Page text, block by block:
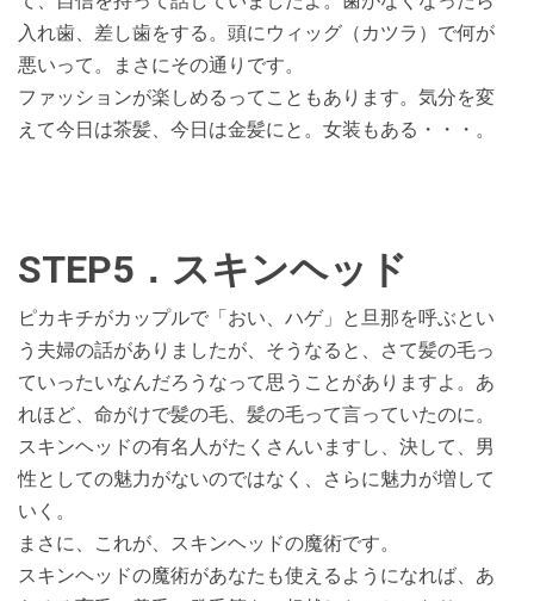
入れ歯、差し歯をする。頭にウィッグ（カツラ）で何が
悪いって。まさにその通りです。
ファッションが楽しめるってこともあります。気分を変
えて今日は茶髪、今日は金髪にと。女装もある・・・。
STEP5．スキンヘッド
ピカキチがカップルで「おい、ハゲ」と旦那を呼ぶとい
う夫婦の話がありましたが、そうなると、さて髪の毛っ
ていったいなんだろうなって思うことがありますよ。あ
れほど、命がけで髪の毛、髪の毛って言っていたのに。
スキンヘッドの有名人がたくさんいますし、決して、男
性としての魅力がないのではなく、さらに魅力が増して
いく。
まさに、これが、スキンヘッドの魔術です。
スキンヘッドの魔術があなたも使えるようになれば、あ